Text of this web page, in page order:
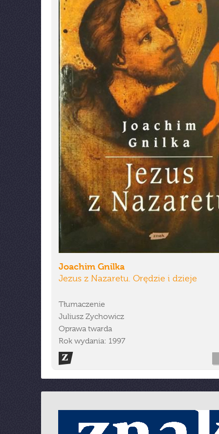
Joachim Gnilka
Jezus z Nazaretu. Orędzie i dzieje
Tłumaczenie
Juliusz Zychowicz
Oprawa twarda
Rok wydania: 1997